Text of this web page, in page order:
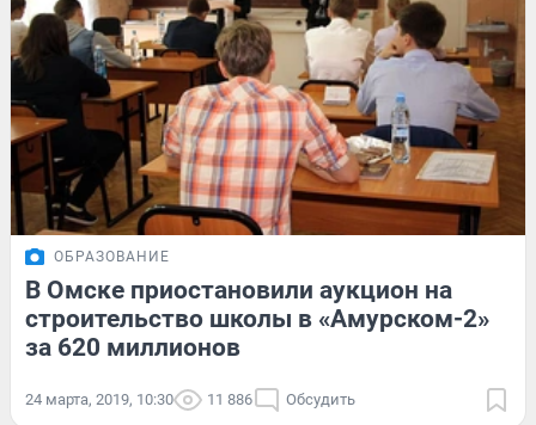
ОБРАЗОВАНИЕ
В Омске приостановили аукцион на
строительство школы в «Амурском-2»
за 620 миллионов
24 марта, 2019, 10:30 11 886 Обсудить